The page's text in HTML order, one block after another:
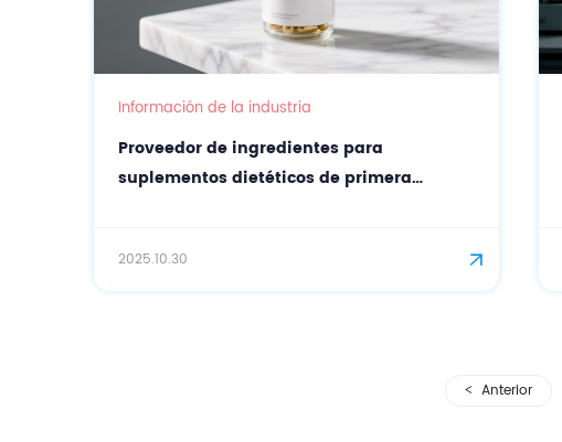
Información de la industria
Proveedor de ingredientes para
suplementos dietéticos de primera
2025.10.30
Anterior